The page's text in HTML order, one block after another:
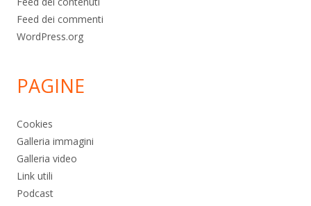
Feed dei commenti
WordPress.org
PAGINE
Cookies
Galleria immagini
Galleria video
Link utili
Podcast